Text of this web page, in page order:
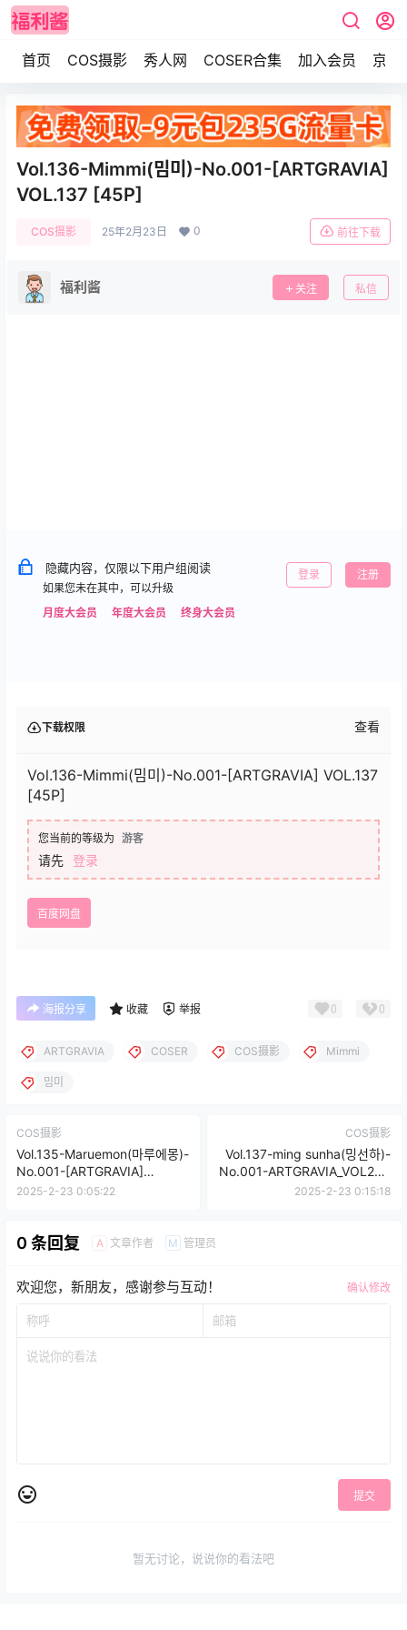
首页 COS摄影 秀人网 COSER合集 加入会员 京东
Vol.136-Mimmi(밈미)-No.001-[ARTGRAVIA]
VOL.137 [45P]
COS摄影 25年2月23日 0 前往下载
福利酱 关注 私信
隐藏内容，仅限以下用户组阅读
如果您未在其中，可以升级
月度大会员
年度大会员 终身大会员
登录 注册
下载权限 查看
Vol.136-Mimmi(밈미)-No.001-[ARTGRAVIA] VOL.137
[45P]
您当前的等级为 游客
请先 登录
百度网盘
海报分享 收藏 举报 0 0
ARTGRAVIA COSER COS摄影 Mimmi
밈미
COS摄影
Vol.135-Maruemon(마루에몽)-
No.001-[ARTGRAVIA]
VOL.150 [30P]
2025-2-23 0:05:22
COS摄影
Vol.137-ming sunha(밍선하)-
No.001-ARTGRAVIA_VOL243
[84P]
2025-2-23 0:15:18
0 条回复 A 文章作者 M 管理员
欢迎您，新朋友，感谢参与互动！ 确认修改
提交
暂无讨论，说说你的看法吧